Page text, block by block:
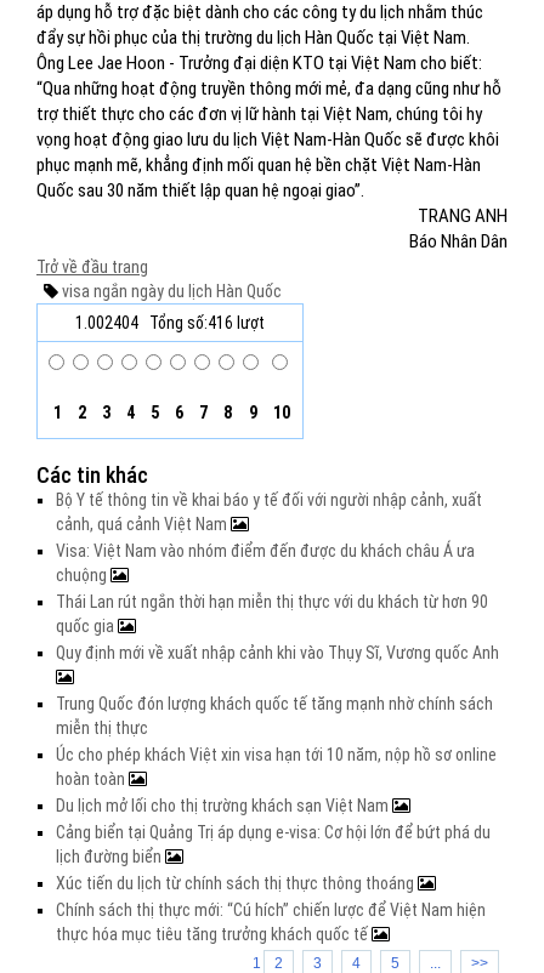
áp dụng hỗ trợ đặc biệt dành cho các công ty du lịch nhằm thúc
đẩy sự hồi phục của thị trường du lịch Hàn Quốc tại Việt Nam.
Ông Lee Jae Hoon - Trưởng đại diện KTO tại Việt Nam cho biết:
“Qua những hoạt động truyền thông mới mẻ, đa dạng cũng như hỗ
trợ thiết thực cho các đơn vị lữ hành tại Việt Nam, chúng tôi hy
vọng hoạt động giao lưu du lịch Việt Nam-Hàn Quốc sẽ được khôi
phục mạnh mẽ, khẳng định mối quan hệ bền chặt Việt Nam-Hàn
Quốc sau 30 năm thiết lập quan hệ ngoại giao”.
TRANG ANH
Báo Nhân Dân
Trở về đầu trang
visa ngắn ngàydu lịch Hàn Quốc
1.002404
Tổng số:416 lượt
1 2 3 4 5 6 7 8 9 10
Các tin khác
Bộ Y tế thông tin về khai báo y tế đối với người nhập cảnh, xuất
cảnh, quá cảnh Việt Nam
Visa: Việt Nam vào nhóm điểm đến được du khách châu Á ưa
chuộng
Thái Lan rút ngắn thời hạn miễn thị thực với du khách từ hơn 90
quốc gia
Quy định mới về xuất nhập cảnh khi vào Thụy Sĩ, Vương quốc Anh
Trung Quốc đón lượng khách quốc tế tăng mạnh nhờ chính sách
miễn thị thực
Úc cho phép khách Việt xin visa hạn tới 10 năm, nộp hồ sơ online
hoàn toàn
Du lịch mở lối cho thị trường khách sạn Việt Nam
Cảng biển tại Quảng Trị áp dụng e-visa: Cơ hội lớn để bứt phá du
lịch đường biển
Xúc tiến du lịch từ chính sách thị thực thông thoáng
Chính sách thị thực mới: “Cú hích” chiến lược để Việt Nam hiện
thực hóa mục tiêu tăng trưởng khách quốc tế
1 2 3 4 5 ... >>